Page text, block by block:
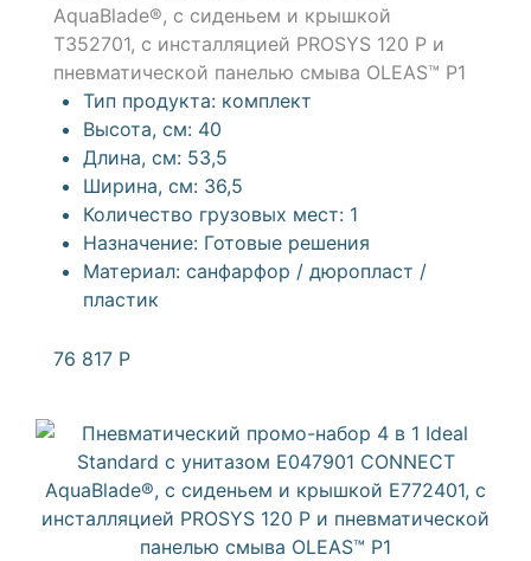
AquaBlade®, с сиденьем и крышкой
T352701, с инсталляцией PROSYS 120 P и
пневматической панелью смыва OLEAS™ P1
Тип продукта: комплект
Высота, см: 40
Длина, см: 53,5
Ширина, см: 36,5
Количество грузовых мест: 1
Назначение: Готовые решения
Материал: санфарфор / дюропласт /
пластик
76 817 Р